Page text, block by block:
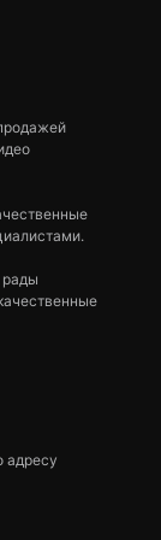
рады
адресу